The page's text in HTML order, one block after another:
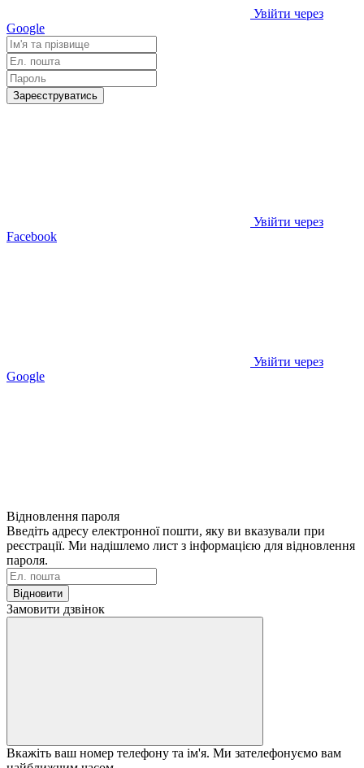
Увійти через
Google
Зареєструватись
Увійти через
Facebook
Увійти через
Google
Відновлення пароля
Введіть адресу електронної пошти, яку ви вказували при
реєстрації. Ми надішлемо лист з інформацією для відновлення
пароля.
Відновити
Замовити дзвінок
Вкажіть ваш номер телефону та ім'я. Ми зателефонуємо вам